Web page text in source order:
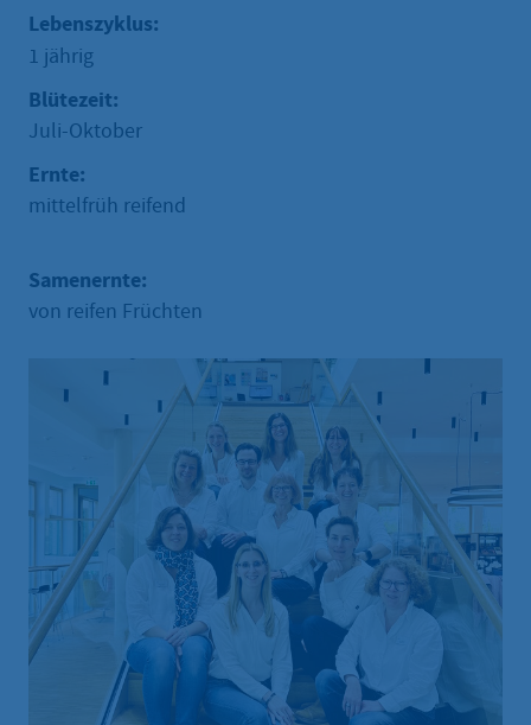
Lebenszyklus:
1 jährig
Blütezeit:
Juli-Oktober
Ernte:
mittelfrüh reifend
Samenernte:
von reifen Früchten